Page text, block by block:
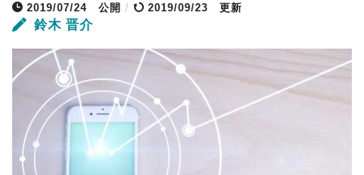
2019/07/24 公開 / 2019/09/23 更新
鈴木 晋介